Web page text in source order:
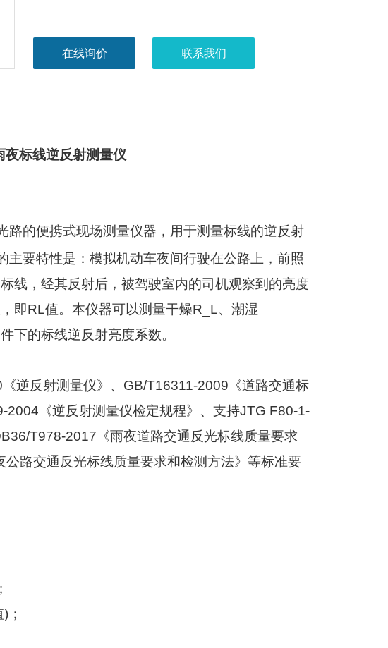
在线询价 联系我们
夜标线逆反射测量仪
路的便携式现场测量仪器，用于测量标线的逆反射
主要特性是：模拟机动车夜间行驶在公路上，前照
线，经其反射后，被驾驶室内的司机观察到的亮度
即RL值。本仪器可以测量干燥R_L、潮湿
下的标线逆反射亮度系数。
《逆反射测量仪》、 GB/T16311-2009 《道路交通标
2004 《逆反射测量仪检定规程》、支持JTG F80-1-
T978-2017 《雨夜道路交通反光标线质量要求
公路交通反光标线质量要求和检测方法》等标准要
) ；